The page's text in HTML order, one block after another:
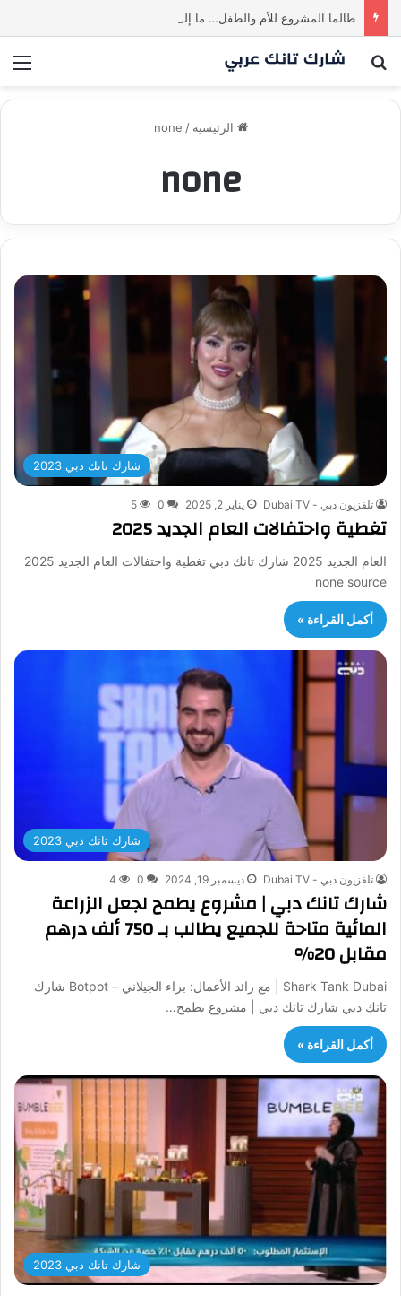
بحث عن
الرئيسية /
none
none
شارك تانك دبي 2023
تلفزيون دبي - Dubai TV يناير 2, 2025 0
5
تغطية واحتفالات العام الجديد 2025
العام الجديد 2025 شارك تانك دبي تغطية واحتفالات العام الجديد 2025
none source
أكمل القراءة »
شارك تانك دبي 2023
تلفزيون دبي - Dubai TV ديسمبر 19, 2024 0
4
شارك تانك دبي | مشروع يطمح لجعل الزراعة
المائية متاحة للجميع يطالب بـ 750 ألف درهم
مقابل 20%
Shark Tank Dubai | مع رائد الأعمال: براء الجيلاني – Botpot شارك
تانك دبي شارك تانك دبي | مشروع يطمح…
أكمل القراءة »
شارك تانك دبي 2023